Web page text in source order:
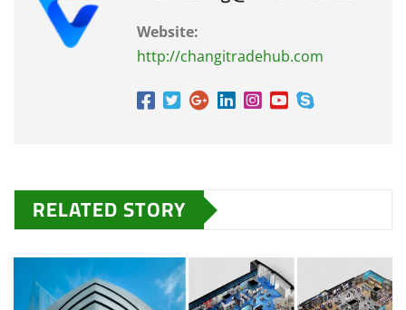
Website:
http://changitradehub.com
RELATED STORY